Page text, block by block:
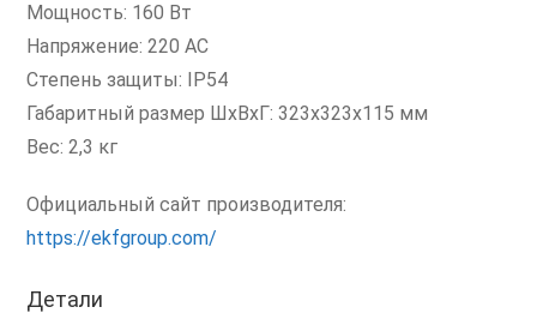
Мощность: 160 Вт
Напряжение: 220 AC
Степень защиты: IP54
Габаритный размер ШхВхГ: 323x323x115 мм
Вес: 2,3 кг
Официальный сайт производителя:
https://ekfgroup.com/
Детали